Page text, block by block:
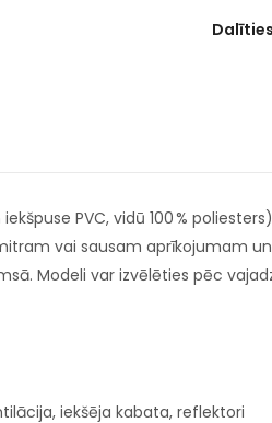
PVC, vidū 100 %
vai sausam aprīkojumam
Modeli var izvēlēties pēc
iekšēja kabata, reflektori